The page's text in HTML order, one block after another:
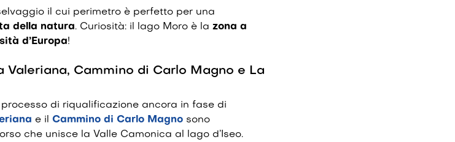
il cui perimetro è perfetto per una
della natura. Curiosità: il lago Moro è la zona a
d’Europa!
Cammino di Carlo Magno e La
di riqualificazione ancora in fase di
e il Cammino di Carlo Magno sono
che unisce la Valle Camonica al lago d’Iseo.